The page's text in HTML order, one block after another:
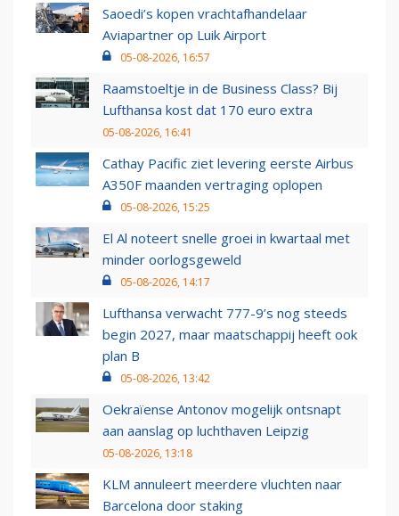
Saoedi’s kopen vrachtafhandelaar
Aviapartner op Luik Airport
05-08-2026, 16:57
Raamstoeltje in de Business Class? Bij
Lufthansa kost dat 170 euro extra
05-08-2026, 16:41
Cathay Pacific ziet levering eerste Airbus
A350F maanden vertraging oplopen
05-08-2026, 15:25
El Al noteert snelle groei in kwartaal met
minder oorlogsgeweld
05-08-2026, 14:17
Lufthansa verwacht 777-9’s nog steeds
begin 2027, maar maatschappij heeft ook
plan B
05-08-2026, 13:42
Oekraïense Antonov mogelijk ontsnapt
aan aanslag op luchthaven Leipzig
05-08-2026, 13:18
KLM annuleert meerdere vluchten naar
Barcelona door staking